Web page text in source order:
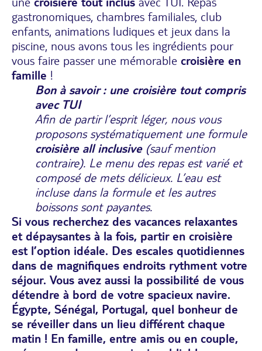
gastronomiques, chambres familiales, club
enfants, animations ludiques et jeux dans la
piscine, nous avons tous les ingrédients pour
vous faire passer une mémorable croisière en
famille !
Bon à savoir : une croisière tout compris
avec TUI
Afin de partir l’esprit léger, nous vous
proposons systématiquement une formule
croisière all inclusive(sauf mention
contraire). Le menu des repas est varié et
composé de mets délicieux. L’eau est
incluse dans la formule et les autres
boissons sont payantes.
Si vous recherchez des vacances relaxantes
et dépaysantes à la fois, partir en croisière
est l’option idéale. Des escales quotidiennes
dans de magnifiques endroits rythment votre
séjour. Vous avez aussi la possibilité de vous
détendre à bord de votre spacieux navire.
Égypte, Sénégal, Portugal, quel bonheur de
se réveiller dans un lieu différent chaque
matin ! En famille, entre amis ou en couple,